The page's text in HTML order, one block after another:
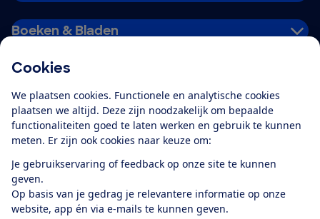
Cookies
We plaatsen cookies. Functionele en analytische cookies
plaatsen we altijd. Deze zijn noodzakelijk om bepaalde
functionaliteiten goed te laten werken en gebruik te kunnen
meten. Er zijn ook cookies naar keuze om:
Je gebruikservaring of feedback op onze site te kunnen
geven.
Op basis van je gedrag je relevantere informatie op onze
website, app én via e-mails te kunnen geven.
Boeken & Bladen
Alles over de
app
Algemene Voorwaarden Privacyverklaring